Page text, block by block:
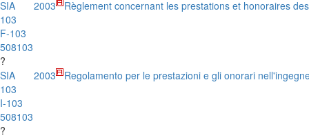
SIA
103
F-103
508103
?
2003 Règlement concernant les prestations et honoraires
SIA
103
I-103
508103
?
2003 Regolamento per le prestazioni e gli onorari